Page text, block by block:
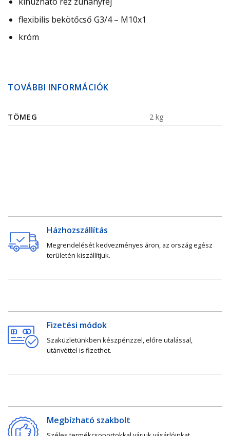
flexibilis bekötőcső G3/4 – M10x1
króm
TOVÁBBI INFORMÁCIÓK
TÖMEG 2 kg
Házhozszállítás
Megrendelését kedvezményes áron, az ország egész
területén kiszállítjuk.
Fizetési módok
Szaküzletünkben készpénzzel, előre utalással,
utánvéttel is fizethet.
Megbízható szakbolt